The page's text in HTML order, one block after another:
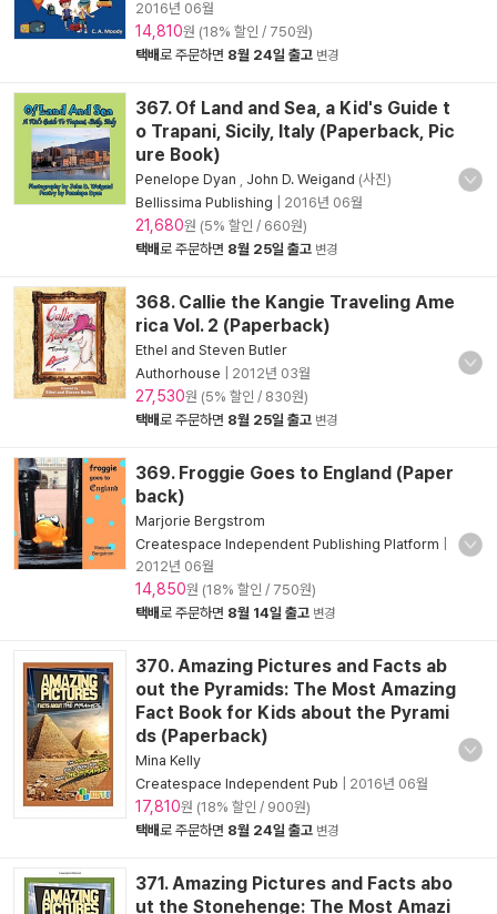
2016년 06월
14,810원 (18% 할인 / 750원)
택배로 주문하면 8월 24일 출고 변경
367. Of Land and Sea, a Kid's Guide t
o Trapani, Sicily, Italy (Paperback, Pic
ure Book)
Penelope Dyan John D. Weigand (사진)
Bellissima Publishing
2016년 06월
21,680원 (5% 할인 / 660원)
택배로 주문하면 8월 25일 출고 변경
368. Callie the Kangie Traveling Ame
rica Vol. 2 (Paperback)
Ethel and Steven Butler
Authorhouse
2012년 03월
27,530원 (5% 할인 / 830원)
택배로 주문하면 8월 25일 출고 변경
369. Froggie Goes to England (Paper
back)
Marjorie Bergstrom
Createspace Independent Publishing Platform
2012년 06월
14,850원 (18% 할인 / 750원)
택배로 주문하면 8월 14일 출고 변경
370. Amazing Pictures and Facts ab
out the Pyramids: The Most Amazing
Fact Book for Kids about the Pyrami
ds (Paperback)
Mina Kelly
Createspace Independent Pub
2016년 06월
17,810원 (18% 할인 / 900원)
택배로 주문하면 8월 24일 출고 변경
371. Amazing Pictures and Facts abo
ut the Stonehenge: The Most Amazi